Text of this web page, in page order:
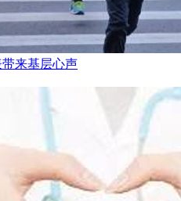
来基层心声